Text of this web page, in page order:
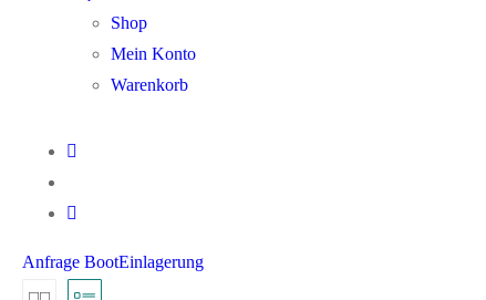
Shop
Mein Konto
Warenkorb
Anfrage BootEinlagerung